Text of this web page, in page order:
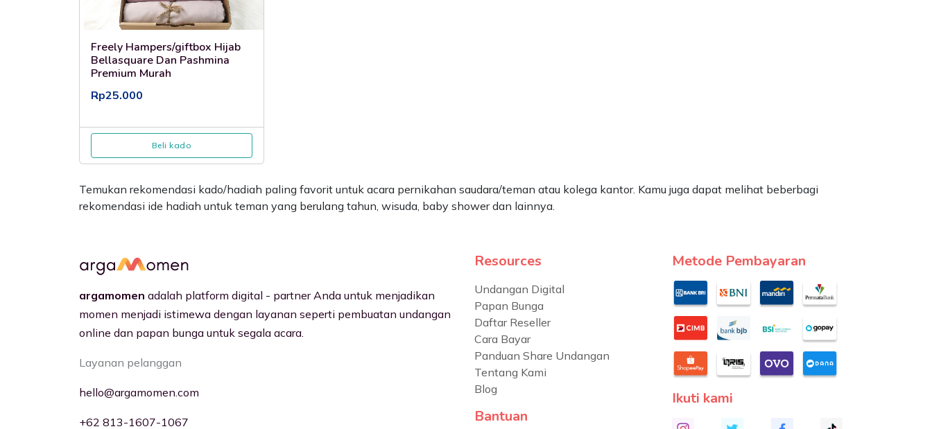
Freely Hampers/giftbox Hijab
Bellasquare Dan Pashmina
Premium Murah
Rp25.000
Beli kado
Temukan rekomendasi kado/hadiah paling favorit untuk acara pernikahan saudara/teman atau kolega kantor. Kamu juga dapat melihat beberbagi
rekomendasi ide hadiah untuk teman yang berulang tahun, wisuda, baby shower dan lainnya.
argamomen adalah platform digital - partner Anda untuk menjadikan
momen menjadi istimewa dengan layanan seperti pembuatan undangan
online dan papan bunga untuk segala acara.
Layanan pelanggan
hello@argamomen.com
+62 813-1607-1067
Resources
Undangan Digital
Papan Bunga
Daftar Reseller
Cara Bayar
Panduan Share Undangan
Tentang Kami
Blog
Bantuan
Metode Pembayaran
Ikuti kami